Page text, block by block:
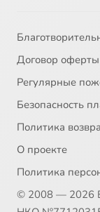
Договор оферты
Регулярные
Безопасность
Политика
О проекте
Политика
© 2008 — 2026